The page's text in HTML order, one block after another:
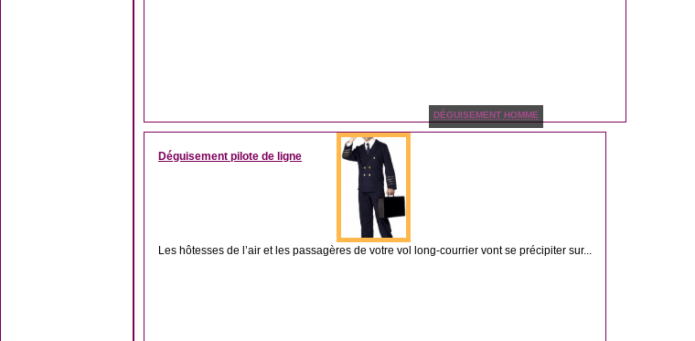
DÉGUISEMENT HOMME
Déguisement pilote de ligne
Les hôtesses de l’air et les passagères de votre vol long-courrier vont se précipiter sur...